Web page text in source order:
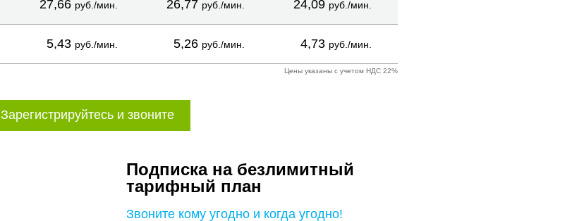
27,66 руб./мин. 26,77 руб./мин. 24,09 руб./мин.
5,43 руб./мин. 5,26 руб./мин. 4,73 руб./мин.
Цены указаны с учетом НДС 22%
Зарегистрируйтесь и звоните
Подписка на безлимитный
тарифный план
Звоните кому угодно и когда угодно!